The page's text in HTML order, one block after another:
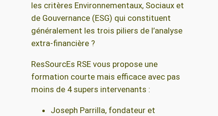
les critères Environnementaux, Sociaux et
de Gouvernance (ESG) qui constituent
généralement les trois piliers de l’analyse
extra-financière ?
ResSourcEs RSE vous propose une
formation courte mais efficace avec pas
moins de 4 supers intervenants :
Joseph Parrilla, fondateur et